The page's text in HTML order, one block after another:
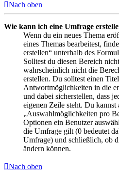
Nach oben
Wie kann ich eine Umfrage
Wenn du ein neues Thema
eines Themas bearbeitest,
erstellen“ unterhalb des
Solltest du diesen Bereich
wahrscheinlich nicht die
erstellen. Du solltest einen
Antwortmöglichkeiten in die
und dabei sicherstellen, dass
eigenen Zeile steht. Du kannst
„Auswahlmöglichkeiten pro
Optionen ein Benutzer
die Umfrage gilt (0 bedeutet
Umfrage) und schließlich, ob
ändern können.
Nach oben